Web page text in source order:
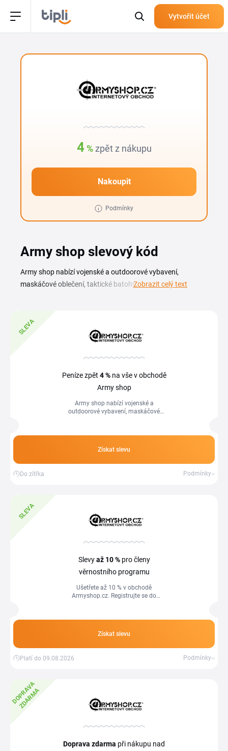
Vytvořit účet
4 % zpět z nákupu
Nakoupit
Podmínky
Army shop slevový kód
Army shop nabízí vojenské a outdoorové vybavení,
maskáčové oblečení, taktické batohy, nože, kvalitní obuv i
výhodnější cenu, ať vybavuješ sebe na výpravu, nebo
doplňuješ taktickou výstroj. Na této stránce najdeš aktuální
slevové kupóny a akce, které Army shop právě nabízí. Stačí
si vybrat kód, zkopírovat ho a vložit při dokončení
přibývají hlavně před sezonou a během výprodejů.
Zobrazit celý text
SLEVA
Peníze zpět 4 %na vše v obchodě
Army shop
Army shop nabízí vojenské a
outdoorové vybavení, maskáčové
přírodě....
Získat slevu
Do zítřka Podmínky
SLEVA
Slevyaž 10 %pro členy
věrnostního programu
Ušetřete až 10 % v obchodě
Armyshop.cz. Registrujte se do
Získat slevu
Platí do 09.08.2026 Podmínky
D
O
P
R
A
V
A
Z
D
A
R
M
A
Doprava zdarma při nákupu nad